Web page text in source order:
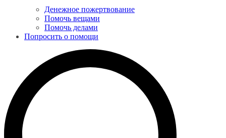
Денежное пожертвование
Помочь вещами
Помочь делами
Попросить о помощи